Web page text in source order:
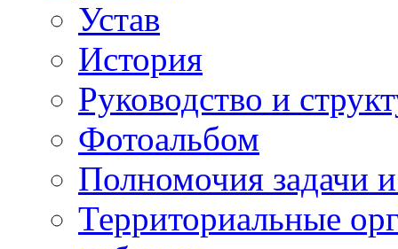
Устав
История
Руководство и
Фотоальбом
Полномочия задачи
Территориальные